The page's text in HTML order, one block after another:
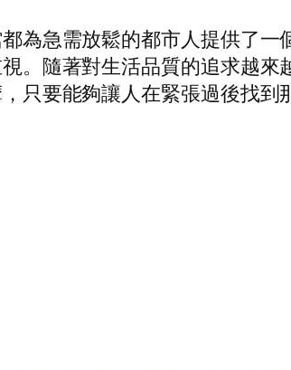
為急需放鬆的都市人提供了一
。隨著對生活品質的追求越來
只要能夠讓人在緊張過後找到